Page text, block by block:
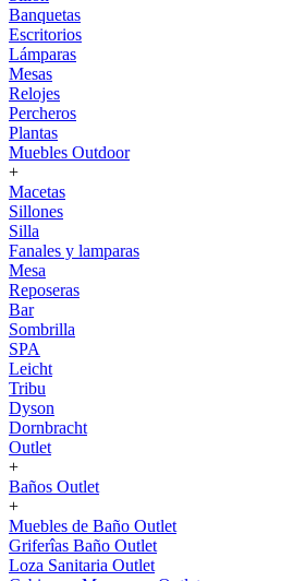
Banquetas
Escritorios
Lámparas
Mesas
Relojes
Percheros
Plantas
Muebles Outdoor
+
Macetas
Sillones
Silla
Fanales y lamparas
Mesa
Reposeras
Bar
Sombrilla
SPA
Leicht
Tribu
Dyson
Dornbracht
Outlet
+
Baños Outlet
+
Muebles de Baño Outlet
Griferîas Baño Outlet
Loza Sanitaria Outlet